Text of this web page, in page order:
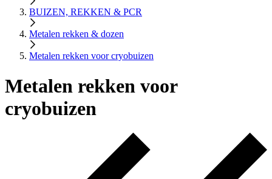
BUIZEN, REKKEN & PCR
Metalen rekken & dozen
Metalen rekken voor cryobuizen
Metalen rekken voor
cryobuizen